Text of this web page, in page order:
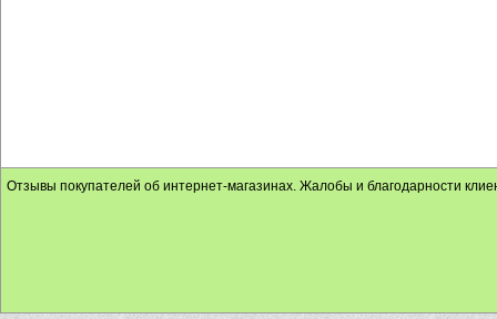
Отзывы покупателей об интернет-магазинах. Жалобы и благодарности